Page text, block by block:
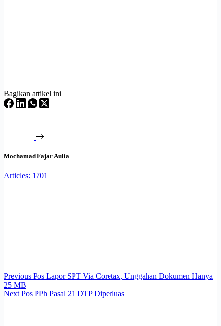
Bagikan artikel ini
Mochamad Fajar Aulia
Articles: 1701
Previous Pos Lapor SPT Via Coretax, Unggahan Dokumen Hanya
25 MB
Next Pos PPh Pasal 21 DTP Diperluas